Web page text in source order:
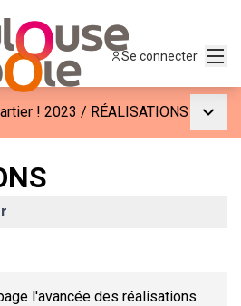
Se connecter
! 2023 / RÉALISATIONS
l'avancée des réalisations